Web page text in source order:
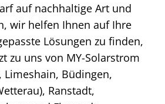
auf nachhaltige Art und
wir helfen Ihnen auf Ihre
Lösungen zu finden,
zu uns von MY-Solarstrom
Limeshain, Büdingen,
Ranstadt,